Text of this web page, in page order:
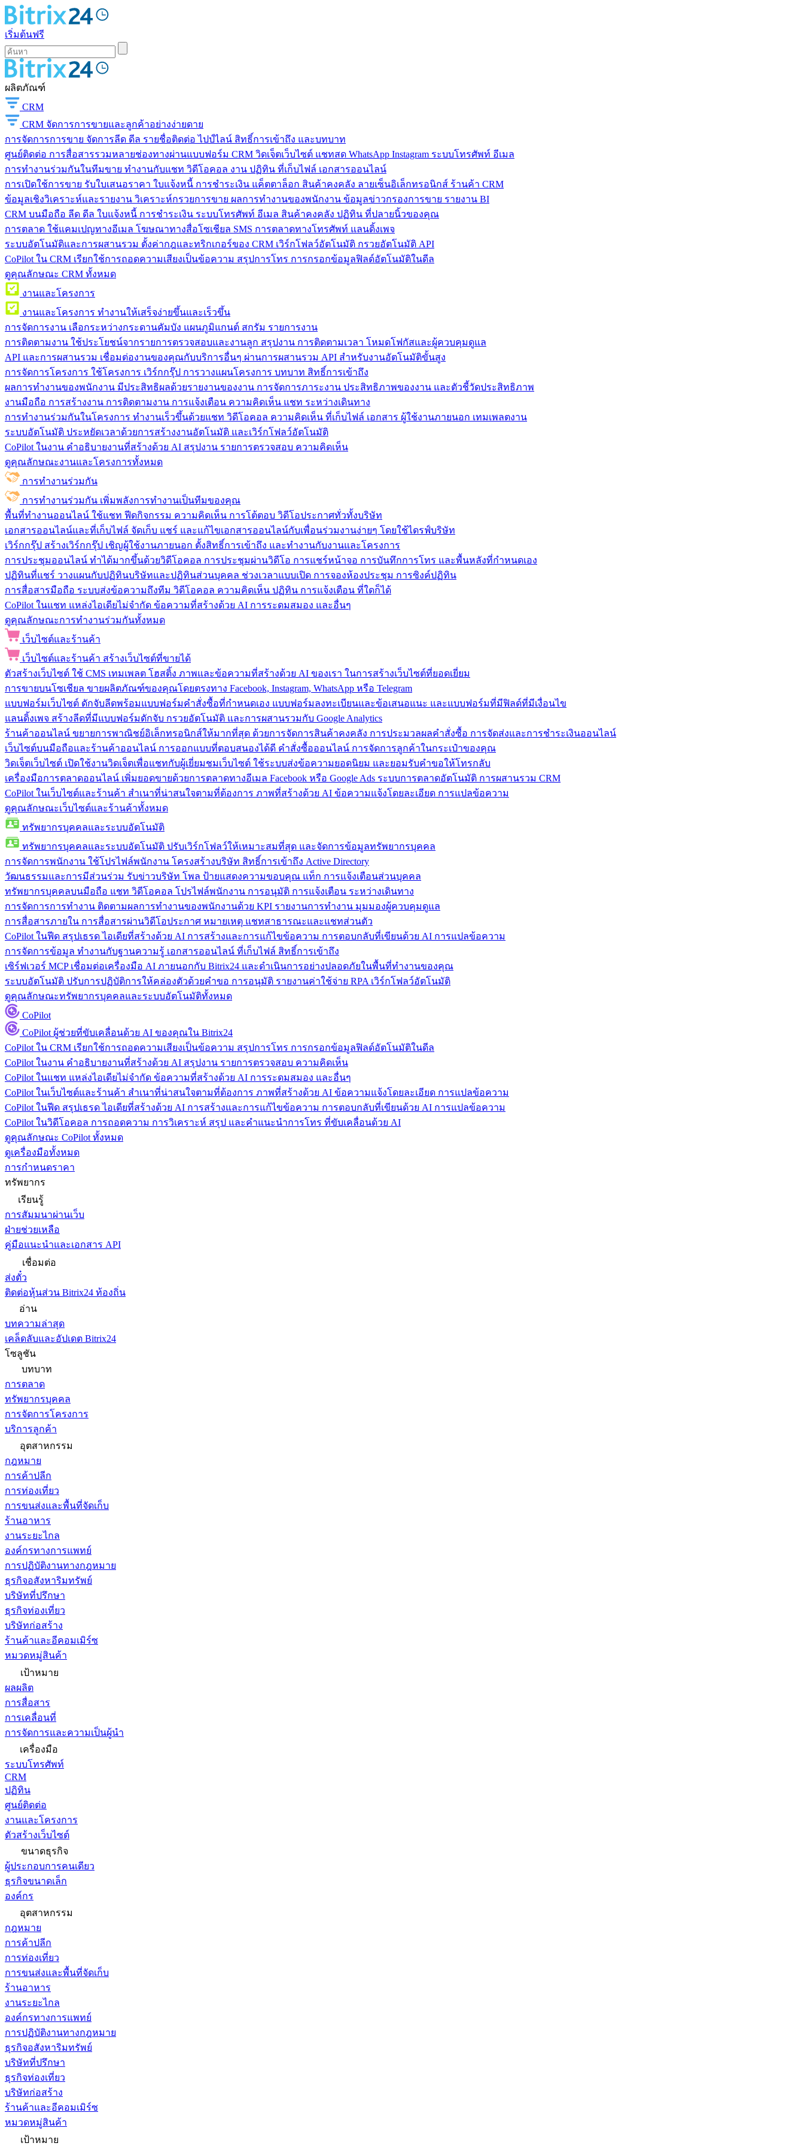
เริ่มต้นฟรี
ผลิตภัณฑ์
CRM
CRM จัดการการขายและลูกค้าอย่างง่ายดาย
การจัดการการขาย จัดการลีด ดีล รายชื่อติดต่อ ไปป์ไลน์ สิทธิ์การเข้าถึง และบทบาท
ศูนย์ติดต่อ การสื่อสารรวมหลายช่องทางผ่านแบบฟอร์ม CRM วิดเจ็ตเว็บไซต์ แชทสด WhatsApp Instagram ระบบโทรศัพท์ อีเมล
การทำงานร่วมกันในทีมขาย ทำงานกับแชท วิดีโอคอล งาน ปฏิทิน ที่เก็บไฟล์ เอกสารออนไลน์
การเปิดใช้การขาย รับใบเสนอราคา ใบแจ้งหนี้ การชำระเงิน แค็ตตาล็อก สินค้าคงคลัง ลายเซ็นอิเล็กทรอนิกส์ ร้านค้า CRM
ข้อมูลเชิงวิเคราะห์และรายงาน วิเคราะห์กรวยการขาย ผลการทำงานของพนักงาน ข้อมูลข่าวกรองการขาย รายงาน BI
CRM บนมือถือ ลีด ดีล ใบแจ้งหนี้ การชำระเงิน ระบบโทรศัพท์ อีเมล สินค้าคงคลัง ปฏิทิน ที่ปลายนิ้วของคุณ
การตลาด ใช้แคมเปญทางอีเมล โฆษณาทางสื่อโซเชียล SMS การตลาดทางโทรศัพท์ แลนดิ้งเพจ
ระบบอัตโนมัติและการผสานรวม ตั้งค่ากฎและทริกเกอร์ของ CRM เวิร์กโฟลว์อัตโนมัติ กรวยอัตโนมัติ API
CoPilot ใน CRM เรียกใช้การถอดความเสียงเป็นข้อความ สรุปการโทร การกรอกข้อมูลฟิลด์อัตโนมัติในดีล
ดูคุณลักษณะ CRM ทั้งหมด
งานและโครงการ
งานและโครงการ ทำงานให้เสร็จง่ายขึ้นและเร็วขึ้น
การจัดการงาน เลือกระหว่างกระดานคัมบัง แผนภูมิแกนต์ สกรัม รายการงาน
การติดตามงาน ใช้ประโยชน์จากรายการตรวจสอบและงานลูก สรุปงาน การติดตามเวลา โหมดโฟกัสและผู้ควบคุมดูแล
API และการผสานรวม เชื่อมต่องานของคุณกับบริการอื่นๆ ผ่านการผสานรวม API สำหรับงานอัตโนมัติขั้นสูง
การจัดการโครงการ ใช้โครงการ เวิร์กกรุ๊ป การวางแผนโครงการ บทบาท สิทธิ์การเข้าถึง
ผลการทำงานของพนักงาน มีประสิทธิผลด้วยรายงานของงาน การจัดการภาระงาน ประสิทธิภาพของงาน และตัวชี้วัดประสิทธิภาพ
งานมือถือ การสร้างงาน การติดตามงาน การแจ้งเตือน ความคิดเห็น แชท ระหว่างเดินทาง
การทำงานร่วมกันในโครงการ ทํางานเร็วขึ้นด้วยแชท วิดีโอคอล ความคิดเห็น ที่เก็บไฟล์ เอกสาร ผู้ใช้งานภายนอก เทมเพลตงาน
ระบบอัตโนมัติ ประหยัดเวลาด้วยการสร้างงานอัตโนมัติ และเวิร์กโฟลว์อัตโนมัติ
CoPilot ในงาน คำอธิบายงานที่สร้างด้วย AI สรุปงาน รายการตรวจสอบ ความคิดเห็น
ดูคุณลักษณะงานและโครงการทั้งหมด
การทำงานร่วมกัน
การทำงานร่วมกัน เพิ่มพลังการทำงานเป็นทีมของคุณ
พื้นที่ทำงานออนไลน์ ใช้แชท ฟีดกิจกรรม ความคิดเห็น การโต้ตอบ วิดีโอประกาศทั่วทั้งบริษัท
เอกสารออนไลน์และที่เก็บไฟล์ จัดเก็บ แชร์ และแก้ไขเอกสารออนไลน์กับเพื่อนร่วมงานง่ายๆ โดยใช้ไดรฟ์บริษัท
เวิร์กกรุ๊ป สร้างเวิร์กกรุ๊ป เชิญผู้ใช้งานภายนอก ตั้งสิทธิ์การเข้าถึง และทำงานกับงานและโครงการ
การประชุมออนไลน์ ทำได้มากขึ้นด้วยวิดีโอคอล การประชุมผ่านวิดีโอ การแชร์หน้าจอ การบันทึกการโทร และพื้นหลังที่กำหนดเอง
ปฏิทินที่แชร์ วางแผนกับปฏิทินบริษัทและปฏิทินส่วนบุคคล ช่วงเวลาแบบเปิด การจองห้องประชุม การซิงค์ปฏิทิน
การสื่อสารมือถือ ระบบส่งข้อความถึงทีม วิดีโอคอล ความคิดเห็น ปฏิทิน การแจ้งเตือน ที่ใดก็ได้
CoPilot ในแชท แหล่งไอเดียไม่จำกัด ข้อความที่สร้างด้วย AI การระดมสมอง และอื่นๆ
ดูคุณลักษณะการทำงานร่วมกันทั้งหมด
เว็บไซต์และร้านค้า
เว็บไซต์และร้านค้า สร้างเว็บไซต์ที่ขายได้
ตัวสร้างเว็บไซต์ ใช้ CMS เทมเพลต โฮสติ้ง ภาพและข้อความที่สร้างด้วย AI ของเรา ในการสร้างเว็บไซต์ที่ยอดเยี่ยม
การขายบนโซเชียล ขายผลิตภัณฑ์ของคุณโดยตรงทาง Facebook, Instagram, WhatsApp หรือ Telegram
แบบฟอร์มเว็บไซต์ ดักจับลีดพร้อมแบบฟอร์มคำสั่งซื้อที่กำหนดเอง แบบฟอร์มลงทะเบียนและข้อเสนอแนะ และแบบฟอร์มที่มีฟิลด์ที่มีเงื่อนไข
แลนดิ้งเพจ สร้างลีดที่มีแบบฟอร์มดักจับ กรวยอัตโนมัติ และการผสานรวมกับ Google Analytics
ร้านค้าออนไลน์ ขยายการพาณิชย์อิเล็กทรอนิกส์ให้มากที่สุด ด้วยการจัดการสินค้าคงคลัง การประมวลผลคำสั่งซื้อ การจัดส่งและการชำระเงินออนไลน์
เว็บไซต์บนมือถือและร้านค้าออนไลน์ การออกแบบที่ตอบสนองได้ดี คำสั่งซื้อออนไลน์ การจัดการลูกค้าในกระเป๋าของคุณ
วิดเจ็ตเว็บไซต์ เปิดใช้งานวิดเจ็ตเพื่อแชทกับผู้เยี่ยมชมเว็บไซต์ ใช้ระบบส่งข้อความยอดนิยม และยอมรับคำขอให้โทรกลับ
เครื่องมือการตลาดออนไลน์ เพิ่มยอดขายด้วยการตลาดทางอีเมล Facebook หรือ Google Ads ระบบการตลาดอัตโนมัติ การผสานรวม CRM
CoPilot ในเว็บไซต์และร้านค้า สำเนาที่น่าสนใจตามที่ต้องการ ภาพที่สร้างด้วย AI ข้อความแจ้งโดยละเอียด การแปลข้อความ
ดูคุณลักษณะเว็บไซต์และร้านค้าทั้งหมด
ทรัพยากรบุคคลและระบบอัตโนมัติ
ทรัพยากรบุคคลและระบบอัตโนมัติ ปรับเวิร์กโฟลว์ให้เหมาะสมที่สุด และจัดการข้อมูลทรัพยากรบุคคล
การจัดการพนักงาน ใช้โปรไฟล์พนักงาน โครงสร้างบริษัท สิทธิ์การเข้าถึง Active Directory
วัฒนธรรมและการมีส่วนร่วม รับข่าวบริษัท โพล ป้ายแสดงความขอบคุณ แท็ก การแจ้งเตือนส่วนบุคคล
ทรัพยากรบุคคลบนมือถือ แชท วิดีโอคอล โปรไฟล์พนักงาน การอนุมัติ การแจ้งเตือน ระหว่างเดินทาง
การจัดการการทำงาน ติดตามผลการทำงานของพนักงานด้วย KPI รายงานการทำงาน มุมมองผู้ควบคุมดูแล
การสื่อสารภายใน การสื่อสารผ่านวิดีโอประกาศ หมายเหตุ แชทสาธารณะและแชทส่วนตัว
CoPilot ในฟีด สรุปเธรด ไอเดียที่สร้างด้วย AI การสร้างและการแก้ไขข้อความ การตอบกลับที่เขียนด้วย AI การแปลข้อความ
การจัดการข้อมูล ทำงานกับฐานความรู้ เอกสารออนไลน์ ที่เก็บไฟล์ สิทธิ์การเข้าถึง
เซิร์ฟเวอร์ MCP เชื่อมต่อเครื่องมือ AI ภายนอกกับ Bitrix24 และดำเนินการอย่างปลอดภัยในพื้นที่ทำงานของคุณ
ระบบอัตโนมัติ ปรับการปฏิบัติการให้คล่องตัวด้วยคำขอ การอนุมัติ รายงานค่าใช้จ่าย RPA เวิร์กโฟลว์อัตโนมัติ
ดูคุณลักษณะทรัพยากรบุคคลและระบบอัตโนมัติทั้งหมด
CoPilot
CoPilot ผู้ช่วยที่ขับเคลื่อนด้วย AI ของคุณใน Bitrix24
CoPilot ใน CRM เรียกใช้การถอดความเสียงเป็นข้อความ สรุปการโทร การกรอกข้อมูลฟิลด์อัตโนมัติในดีล
CoPilot ในงาน คำอธิบายงานที่สร้างด้วย AI สรุปงาน รายการตรวจสอบ ความคิดเห็น
CoPilot ในแชท แหล่งไอเดียไม่จำกัด ข้อความที่สร้างด้วย AI การระดมสมอง และอื่นๆ
CoPilot ในเว็บไซต์และร้านค้า สำเนาที่น่าสนใจตามที่ต้องการ ภาพที่สร้างด้วย AI ข้อความแจ้งโดยละเอียด การแปลข้อความ
CoPilot ในฟีด สรุปเธรด ไอเดียที่สร้างด้วย AI การสร้างและการแก้ไขข้อความ การตอบกลับที่เขียนด้วย AI การแปลข้อความ
CoPilot ในวิดีโอคอล การถอดความ การวิเคราะห์ สรุป และคำแนะนำการโทร ที่ขับเคลื่อนด้วย AI
ดูคุณลักษณะ CoPilot ทั้งหมด
ดูเครื่องมือทั้งหมด
การกำหนดราคา
ทรัพยากร
เรียนรู้
การสัมมนาผ่านเว็บ
ฝ่ายช่วยเหลือ
คู่มือแนะนำและเอกสาร API
เชื่อมต่อ
ส่งตั๋ว
ติดต่อหุ้นส่วน Bitrix24 ท้องถิ่น
อ่าน
บทความล่าสุด
เคล็ดลับและอัปเดต Bitrix24
โซลูชัน
บทบาท
การตลาด
ทรัพยากรบุคคล
การจัดการโครงการ
บริการลูกค้า
อุตสาหกรรม
กฎหมาย
การค้าปลีก
การท่องเที่ยว
การขนส่งและพื้นที่จัดเก็บ
ร้านอาหาร
งานระยะไกล
องค์กรทางการแพทย์
การปฏิบัติงานทางกฎหมาย
ธุรกิจอสังหาริมทรัพย์
บริษัทที่ปรึกษา
ธุรกิจท่องเที่ยว
บริษัทก่อสร้าง
ร้านค้าและอีคอมเมิร์ซ
หมวดหมู่สินค้า
เป้าหมาย
ผลผลิต
การสื่อสาร
การเคลื่อนที่
การจัดการและความเป็นผู้นำ
เครื่องมือ
ระบบโทรศัพท์
CRM
ปฏิทิน
ศูนย์ติดต่อ
งานและโครงการ
ตัวสร้างเว็บไซต์
ขนาดธุรกิจ
ผู้ประกอบการคนเดียว
ธุรกิจขนาดเล็ก
องค์กร
อุตสาหกรรม
กฎหมาย
การค้าปลีก
การท่องเที่ยว
การขนส่งและพื้นที่จัดเก็บ
ร้านอาหาร
งานระยะไกล
องค์กรทางการแพทย์
การปฏิบัติงานทางกฎหมาย
ธุรกิจอสังหาริมทรัพย์
บริษัทที่ปรึกษา
ธุรกิจท่องเที่ยว
บริษัทก่อสร้าง
ร้านค้าและอีคอมเมิร์ซ
หมวดหมู่สินค้า
เป้าหมาย